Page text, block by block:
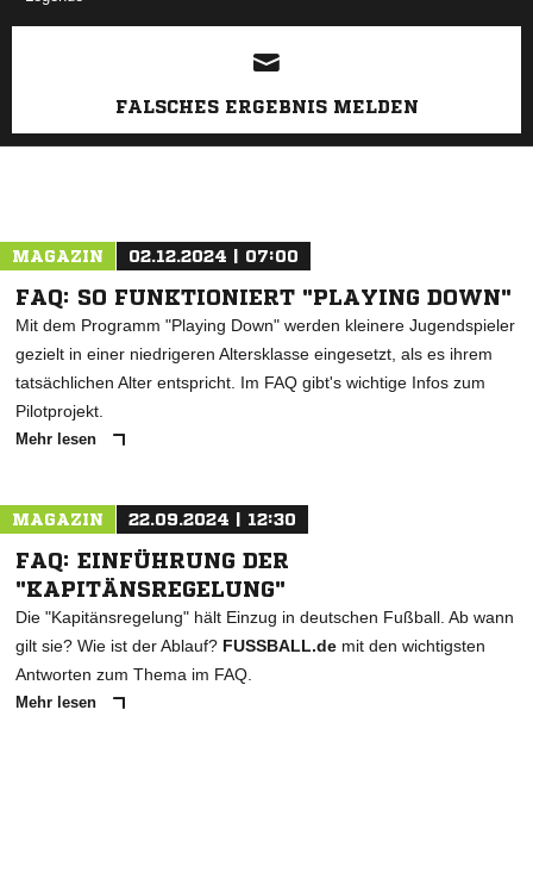
ANZEIGE
FALSCHES ERGEBNIS MELDEN
MAGAZIN 02.12.2024 | 07:00
FAQ: SO FUNKTIONIERT "PLAYING DOWN"
Mit dem Programm "Playing Down" werden kleinere Jugendspieler
gezielt in einer niedrigeren Altersklasse eingesetzt, als es ihrem
tatsächlichen Alter entspricht. Im FAQ gibt's wichtige Infos zum
Pilotprojekt.
Mehr lesen
MAGAZIN 22.09.2024 | 12:30
FAQ: EINFÜHRUNG DER
"KAPITÄNSREGELUNG"
Die "Kapitänsregelung" hält Einzug in deutschen Fußball. Ab wann
gilt sie? Wie ist der Ablauf? FUSSBALL.de mit den wichtigsten
Antworten zum Thema im FAQ.
Mehr lesen